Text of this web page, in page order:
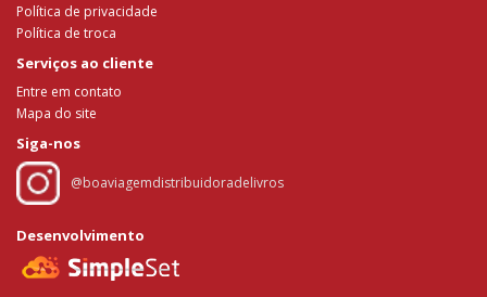
Política de privacidade
Política de troca
Serviços ao cliente
Entre em contato
Mapa do site
Siga-nos
@boaviagemdistribuidoradelivros
Desenvolvimento